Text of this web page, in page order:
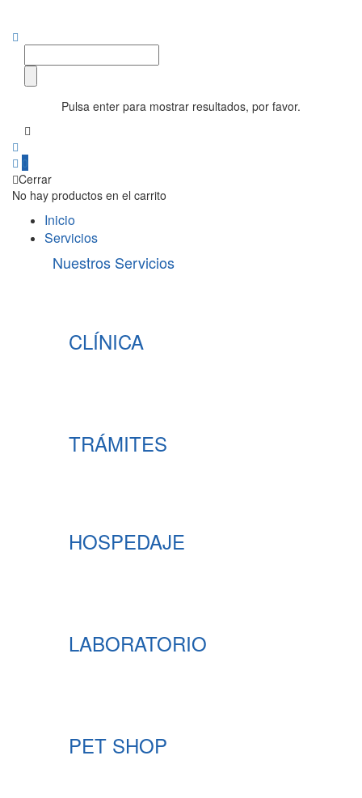
Pulsa enter para mostrar resultados, por favor.
0
Cerrar
No hay productos en el carrito
Inicio
Servicios
Nuestros Servicios
CLÍNICA
TRÁMITES
HOSPEDAJE
LABORATORIO
PET SHOP